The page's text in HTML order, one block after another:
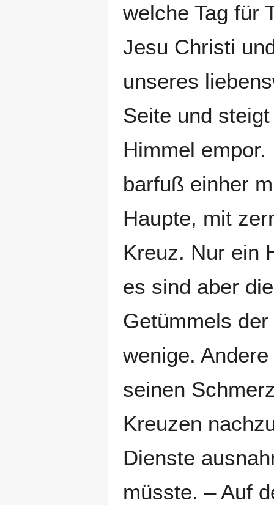
welche Tag für
Jesu Christi
unseres
Seite und
Himmel
barfuß einher
Haupte, mit
Kreuz. Nur ein
es sind aber
Getümmels
wenige.
seinen
Kreuzen
Dienste
müsste. – Auf